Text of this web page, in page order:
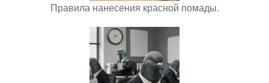
Правила нанесения красной помады.